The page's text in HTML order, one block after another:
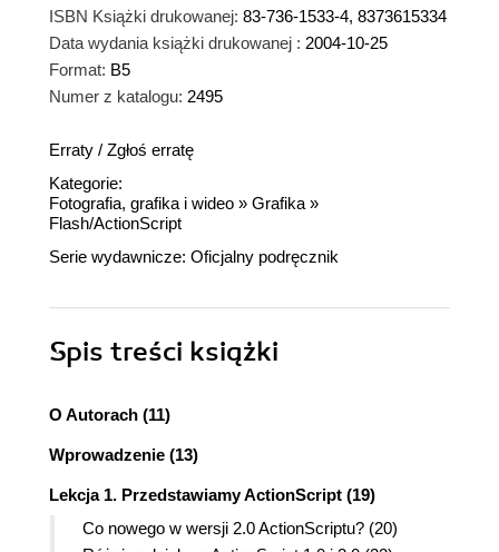
ISBN Książki drukowanej: 83-736-1533-4, 8373615334
Data wydania książki drukowanej : 2004-10-25
Format: B5
Numer z katalogu: 2495
Erraty / Zgłoś erratę
Kategorie:
Fotografia, grafika i wideo » Grafika »
Flash/ActionScript
Serie wydawnicze: Oficjalny podręcznik
Spis treści książki
O Autorach (11)
Wprowadzenie (13)
Lekcja 1. Przedstawiamy ActionScript (19)
Co nowego w wersji 2.0 ActionScriptu? (20)